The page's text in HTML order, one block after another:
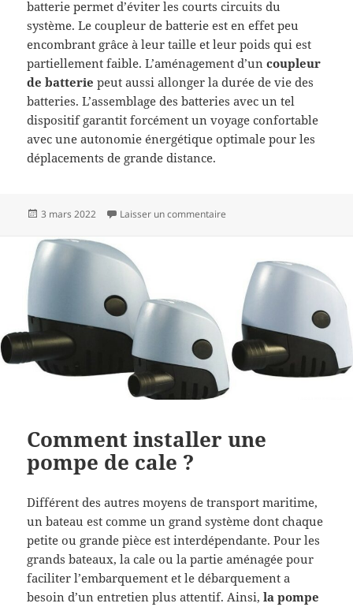
batterie permet d’éviter les courts circuits du
système. Le coupleur de batterie est en effet peu
encombrant grâce à leur taille et leur poids qui est
partiellement faible. L’aménagement d’uncoupleur
de batterie peut aussi allonger la durée de vie des
batteries. L’assemblage des batteries avec un tel
dispositif garantit forcément un voyage confortable
avec une autonomie énergétique optimale pour les
déplacements de grande distance.
Publié
3 mars 2022 Laisser un commentaire
Comment installer une
pompe de cale ?
Différent des autres moyens de transport maritime,
un bateau est comme un grand système dont chaque
petite ou grande pièce est interdépendante. Pour les
grands bateaux, la cale ou la partie aménagée pour
faciliter l’embarquement et le débarquement a
besoin d’un entretien plus attentif. Ainsi,la pompe